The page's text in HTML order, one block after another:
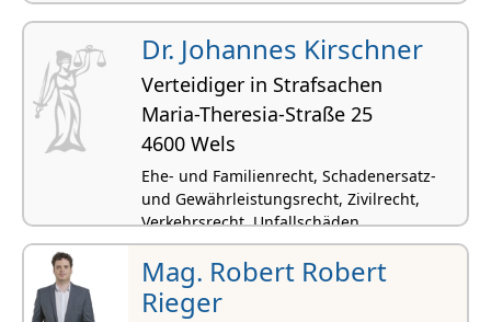
Dr. Johannes Kirschner
Verteidiger in Strafsachen
Maria-Theresia-Straße 25
4600 Wels
Ehe- und Familienrecht, Schadenersatz-
und Gewährleistungsrecht, Zivilrecht,
Verkehrsrecht, Unfallschäden
Mag. Robert Robert
Rieger